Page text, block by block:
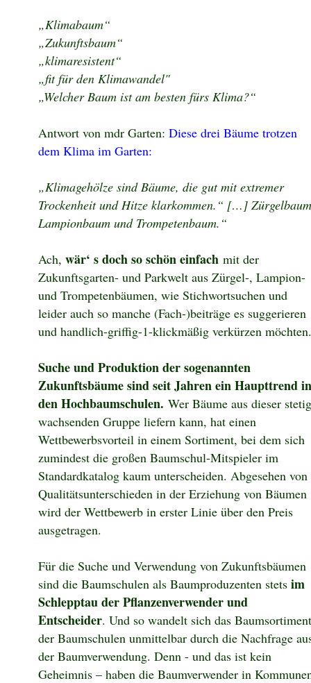
„Klimabaum“
„Zukunftsbaum“
„klimaresistent“
„fit für den Klimawandel"
„Welcher Baum ist am besten fürs Klima?“
Antwort von mdr Garten: Diese drei Bäume trotzen
dem Klima im Garten:
„Klimagehölze sind Bäume, die gut mit extremer
Trockenheit und Hitze klarkommen.“ […]
Lampionbaum und Trompetenbaum.“
Ach, wär‘ s doch so schön einfach mit der
Zukunftsgarten- und Parkwelt aus Zürgel-, Lampion-
und Trompetenbäumen, wie Stichwortsuchen und
leider auch so manche (Fach-)beiträge es suggerieren
und handlich-griffig-1-klickmäßig verkürzen möchten.
Suche und Produktion der sogenannten
Zukunftsbäume sind seit Jahren ein Haupttrend in
den Hochbaumschulen. Wer Bäume aus dieser stetig
wachsenden Gruppe liefern kann, hat einen
Wettbewerbsvorteil in einem Sortiment, bei dem sich
zumindest die großen Baumschul-Mitspieler im
Standardkatalog kaum unterscheiden. Abgesehen von
Qualitätsunterschieden in der Erziehung von Bäumen
wird der Wettbewerb in erster Linie über den Preis
ausgetragen.
Für die Suche und Verwendung von Zukunftsbäumen
sind die Baumschulen als Baumproduzenten stets im
Schlepptau der Pflanzenverwender und
Entscheider. Und so wandelt sich das Baumsortiment
der Baumschulen unmittelbar durch die Nachfrage
der Baumverwendung. Denn - und das ist kein
Geheimnis – haben die Baumverwender in